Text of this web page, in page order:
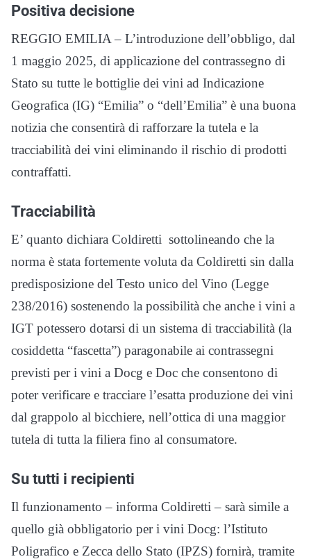
Positiva decisione
REGGIO EMILIA – L’introduzione dell’obbligo, dal
1 maggio 2025, di applicazione del contrassegno di
Stato su tutte le bottiglie dei vini ad Indicazione
Geografica (IG) “Emilia” o “dell’Emilia” è una buona
notizia che consentirà di rafforzare la tutela e la
tracciabilità dei vini eliminando il rischio di prodotti
contraffatti.
Tracciabilità
E’ quanto dichiara Coldiretti sottolineando che la
norma è stata fortemente voluta da Coldiretti sin dalla
predisposizione del Testo unico del Vino (Legge
238/2016) sostenendo la possibilità che anche i vini a
IGT potessero dotarsi di un sistema di tracciabilità (la
cosiddetta “fascetta”) paragonabile ai contrassegni
previsti per i vini a Docg e Doc che consentono di
poter verificare e tracciare l’esatta produzione dei vini
dal grappolo al bicchiere, nell’ottica di una maggior
tutela di tutta la filiera fino al consumatore.
Su tutti i recipienti
Il funzionamento – informa Coldiretti – sarà simile a
quello già obbligatorio per i vini Docg: l’Istituto
Poligrafico e Zecca dello Stato (IPZS) fornirà, tramite